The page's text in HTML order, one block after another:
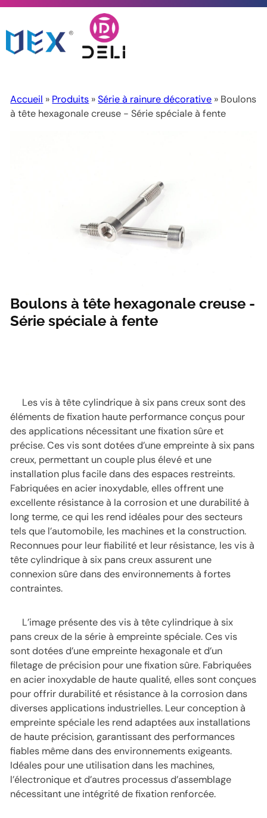
Accueil » Produits »Série à rainure décorative » Boulons
à tête hexagonale creuse - Série spéciale à fente
Boulons à tête hexagonale creuse -
Série spéciale à fente
Les vis à tête cylindrique à six pans creux sont des
éléments de fixation haute performance conçus pour
des applications nécessitant une fixation sûre et
précise. Ces vis sont dotées d’une empreinte à six pans
creux, permettant un couple plus élevé et une
installation plus facile dans des espaces restreints.
Fabriquées en acier inoxydable, elles offrent une
excellente résistance à la corrosion et une durabilité à
long terme, ce qui les rend idéales pour des secteurs
tels que l’automobile, les machines et la construction.
Reconnues pour leur fiabilité et leur résistance, les vis à
tête cylindrique à six pans creux assurent une
connexion sûre dans des environnements à fortes
contraintes.
L’image présente des vis à tête cylindrique à six
pans creux de la série à empreinte spéciale. Ces vis
sont dotées d’une empreinte hexagonale et d’un
filetage de précision pour une fixation sûre. Fabriquées
en acier inoxydable de haute qualité, elles sont conçues
pour offrir durabilité et résistance à la corrosion dans
diverses applications industrielles. Leur conception à
empreinte spéciale les rend adaptées aux installations
de haute précision, garantissant des performances
fiables même dans des environnements exigeants.
Idéales pour une utilisation dans les machines,
l’électronique et d’autres processus d’assemblage
nécessitant une intégrité de fixation renforcée.